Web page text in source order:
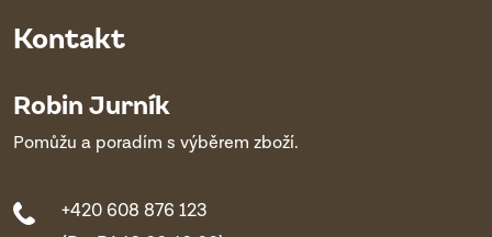
Kontakt
Robin Jurník
Pomůžu a poradím s výběrem zboží.
+420 608 876 123